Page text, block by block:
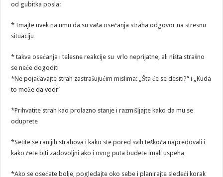
od gubitka posla:
* Imajte uvek na umu da su vaša osećanja straha odgovor na stresnu
situaciju
* takva osećanja i telesne reakcije su vrlo neprijatne, ali ništa strašno
se neće dogoditi
*Ne pojačavajte strah zastrašujućim mislima: „Šta će se desiti?“ i „Kuda
to može da vodi“
*Prihvatite strah kao prolazno stanje i razmišljajte kako da mu se
oduprete
*Setite se ranijih strahova i kako ste pored svih teškoća napredovali i
kako ćete biti zadovoljni ako i ovog puta budete imali uspeha
*Ako se osećate bolje, pogledajte oko sebe i planirajte sledeći korak